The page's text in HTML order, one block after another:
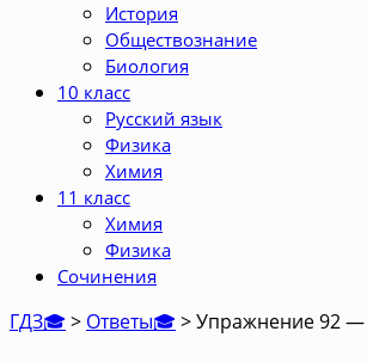
История
Обществознание
Биология
10 класс
Русский язык
Физика
Химия
11 класс
Химия
Физика
Сочинения
ГДЗ🎓> Ответы🎓>Упражнение 92 —